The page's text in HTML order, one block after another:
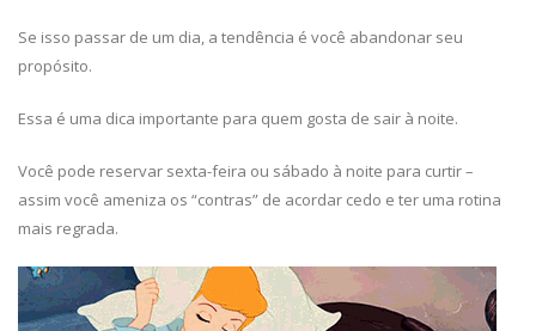
Se isso passar de um dia, a tendência é você abandonar seu
propósito.
Essa é uma dica importante para quem gosta de sair à noite.
Você pode reservar sexta-feira ou sábado à noite para curtir –
assim você ameniza os “contras” de acordar cedo e ter uma rotina
mais regrada.